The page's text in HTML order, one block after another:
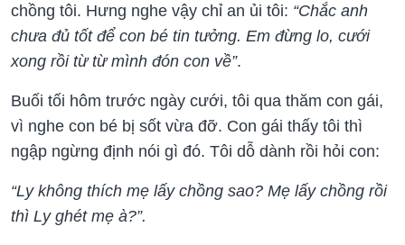
chồng tôi. Hưng nghe vậy chỉ an ủi tôi: “Chắc anh
chưa đủ tốt để con bé tin tưởng. Em đừng lo, cưới
xong rồi từ từ mình đón con về”.
Buối tối hôm trước ngày cưới, tôi qua thăm con gái,
vì nghe con bé bị sốt vừa đỡ. Con gái thấy tôi thì
ngập ngừng định nói gì đó. Tôi dỗ dành rồi hỏi con:
“Ly không thích mẹ lấy chồng sao? Mẹ lấy chồng rồi
thì Ly ghét mẹ à?”.